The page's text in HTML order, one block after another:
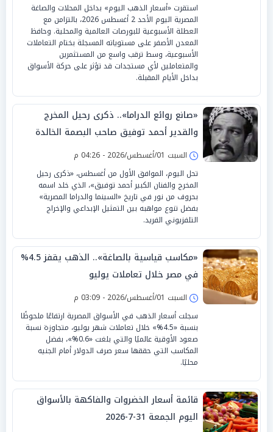
استقرت «أسعار الذهب اليوم» بداخل المحلات والصاغة
المصرية اليوم الأحد 2 أغسطس 2026، بالتزامن مع
العطلة الأسبوعية للبورصات العالمية والمحلية. وحافظ
المعدن الأصفر على مستوياته المسجلة بختام التعاملات
الأسبوعية، وسط ترقب واسع من المستثمرين
والمتعاملين لأي مستجدات قد تؤثر على حركة الأسواق
بداخل الأيام المقبلة.
«صانع روائع الدراما».. ذكرى رحيل المخرج
والقدير أحمد توفيق صاحب البصمة الخالدة
السبت 01/أغسطس/2026 - 04:26 م
تحل اليوم، الموافق الأول من أغسطس، «ذكرى رحيل
المخرج والفنان الكبير أحمد توفيق»، الذي خلد اسمه
بحروف من نور في تاريخ «السينما والدراما المصرية»
بفضل تنوع مواهبه بين التمثيل الإبداعي والإخراج
التلفزيوني الفريد.
«مكاسب قياسية بالصاغة».. الذهب يقفز 4.5%
في مصر خلال تعاملات يوليو
السبت 01/أغسطس/2026 - 03:09 م
سجلت أسعار الذهب في الأسواق المصرية ارتفاعًا ملحوظًا
بنسبة «4.5%» خلال تعاملات شهر يوليو، متجاوزة نسبة
صعود الأوقية عالميًا والتي بلغت «0.6%»، بفضل
المكاسب التي حققها سعر صرف الدولار أمام الجنيه
محليًا.
قائمة أسعار الخضروات والفاكهة بالأسواق
اليوم الجمعة 31-7-2026